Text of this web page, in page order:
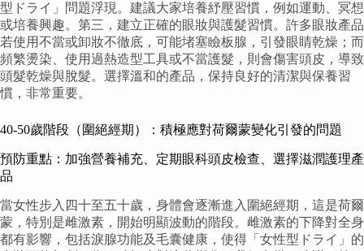
型ドライ」問題浮現。建議大家培養紓壓習慣，例如運動、冥想
或培養興趣。第三，建立正確的眼妝與護髮習慣。許多眼妝產品
若使用不當或卸妝不徹底，可能堵塞瞼板腺，引發眼睛乾燥；而
頻繁燙染、使用過熱造型工具或不當護髮，則會傷害頭皮，導致
頭髮乾燥與脫髮。選擇溫和的產品，保持良好的清潔與保養習
慣，非常重要。
40-50歲階段（圍絕經期）：積極應對荷爾蒙變化引發的問題
預防重點：加強營養補充、定期眼科頭皮檢查、選擇滋潤護理產
品
當女性步入四十至五十歲，身體會逐漸進入圍絕經期，這是荷爾
蒙，特別是雌激素，開始明顯波動的階段。雌激素的下降對全身
都有影響，包括淚腺功能及毛囊健康，使得「女性型ドライ」的